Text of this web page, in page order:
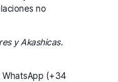
no
y Akashicas.
WhatsApp (+34